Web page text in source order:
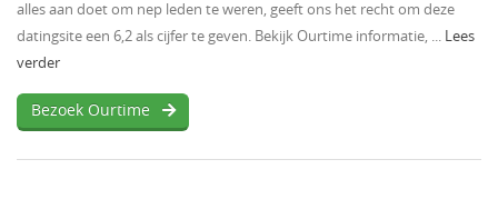
alles aan doet om nep leden te weren, geeft ons het recht om deze
datingsite een 6,2 als cijfer te geven. Bekijk Ourtime informatie, ... Lees
verder
Bezoek Ourtime